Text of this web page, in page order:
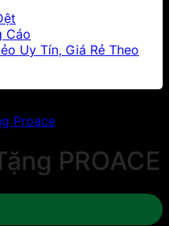
Cáo
Uy Tín, Giá Rẻ Theo
PROACE